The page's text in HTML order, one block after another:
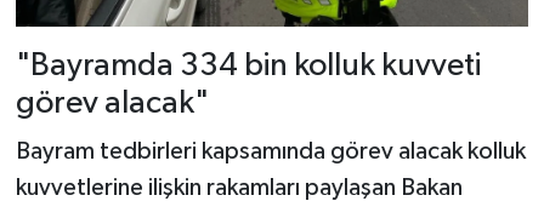
"Bayramda 334 bin kolluk kuvveti
görev alacak"
Bayram tedbirleri kapsamında görev alacak kolluk
kuvvetlerine ilişkin rakamları paylaşan Bakan